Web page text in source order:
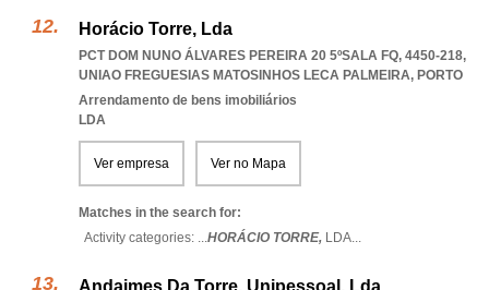
Horácio Torre, Lda
PCT DOM NUNO ÁLVARES PEREIRA 20 5ºSALA FQ, 4450-218,
UNIAO FREGUESIAS MATOSINHOS LECA PALMEIRA, PORTO
Arrendamento de bens imobiliários
LDA
Ver empresa Ver no Mapa
Matches in the search for:
Activity categories: ...HORÁCIO TORRE, LDA...
Andaimes Da Torre, Unipessoal, Lda